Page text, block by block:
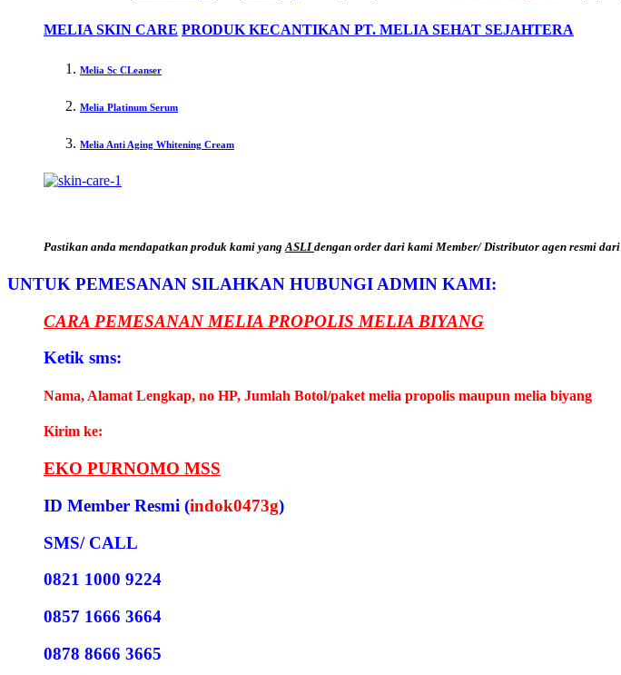
MELIA SKIN CARE PRODUK KECANTIKAN PT. MELIA SEHAT SEJAHTERA
Melia Sc CLeanser
Melia Platinum Serum
Melia Anti Aging Whitening Cream
Pastikan anda mendapatkan produk kami yang ASLIdengan order dari kami Member/ Distributor agen resmi dari
UNTUK PEMESANAN SILAHKAN HUBUNGI ADMIN KAMI:
CARA PEMESANAN MELIA PROPOLIS MELIA BIYANG
Ketik sms:
Nama, Alamat Lengkap, no HP, Jumlah Botol/paket melia propolis maupun melia biyang
Kirim ke:
EKO PURNOMO MSS
ID Member Resmi (indok0473g)
SMS/ CALL
0821 1000 9224
0857 1666 3664
0878 8666 3665